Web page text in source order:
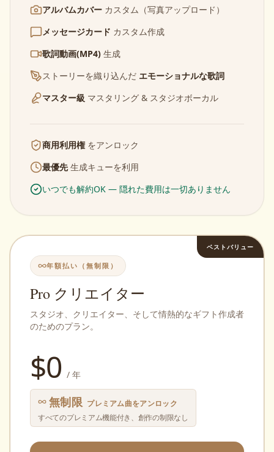
アルバムカバー カスタム（写真アップロード）
メッセージカード カスタム作成
歌詞動画(MP4) 生成
ストーリーを織り込んだ エモーショナルな歌詞
マスター級 マスタリング & スタジオボーカル
商用利用権 をアンロック
最優先生成キューを利用
いつでも解約OK — 隠れた費用は一切ありません
ベストバリュー
年額払い（無制限）
Pro クリエイター
スタジオ、クリエイター、そして情熱的なギフト作成者
のためのプラン。
$0 / 年
無制限 プレミアム曲をアンロック
すべてのプレミアム機能付き、創作の制限なし